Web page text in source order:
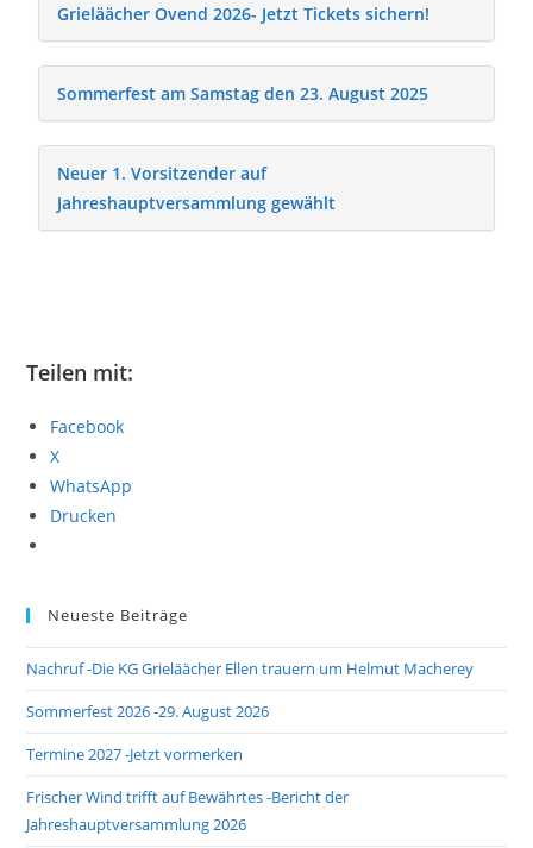
Grieläächer Ovend 2026- Jetzt Tickets sichern!
Sommerfest am Samstag den 23. August 2025
Neuer 1. Vorsitzender auf
Jahreshauptversammlung gewählt
Teilen mit:
Facebook
X
WhatsApp
Drucken
Neueste Beiträge
Nachruf -Die KG Grieläächer Ellen trauern um Helmut Macherey
Sommerfest 2026 -29. August 2026
Termine 2027 -Jetzt vormerken
Frischer Wind trifft auf Bewährtes -Bericht der
Jahreshauptversammlung 2026